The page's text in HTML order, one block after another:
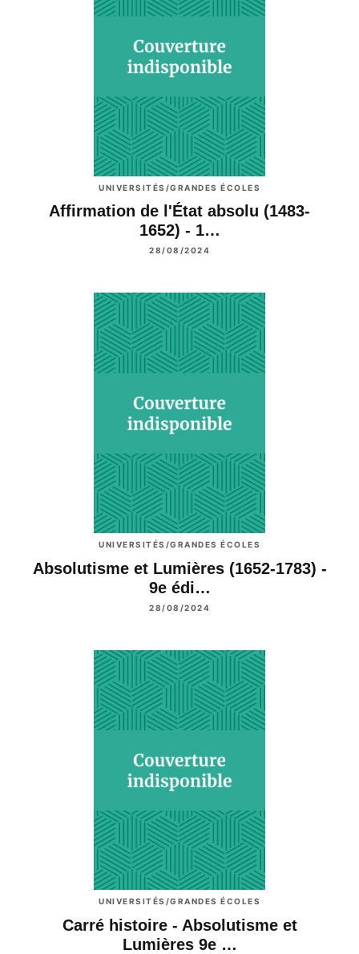
UNIVERSITÉS/GRANDES ÉCOLES
Affirmation de l'État absolu (1483-
1652) - 1…
28/08/2024
UNIVERSITÉS/GRANDES ÉCOLES
Absolutisme et Lumières (1652-1783) -
9e édi…
28/08/2024
UNIVERSITÉS/GRANDES ÉCOLES
Carré histoire - Absolutisme et
Lumières 9e …